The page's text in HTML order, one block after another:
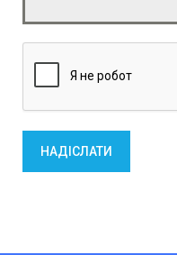
НАДІСЛАТИ